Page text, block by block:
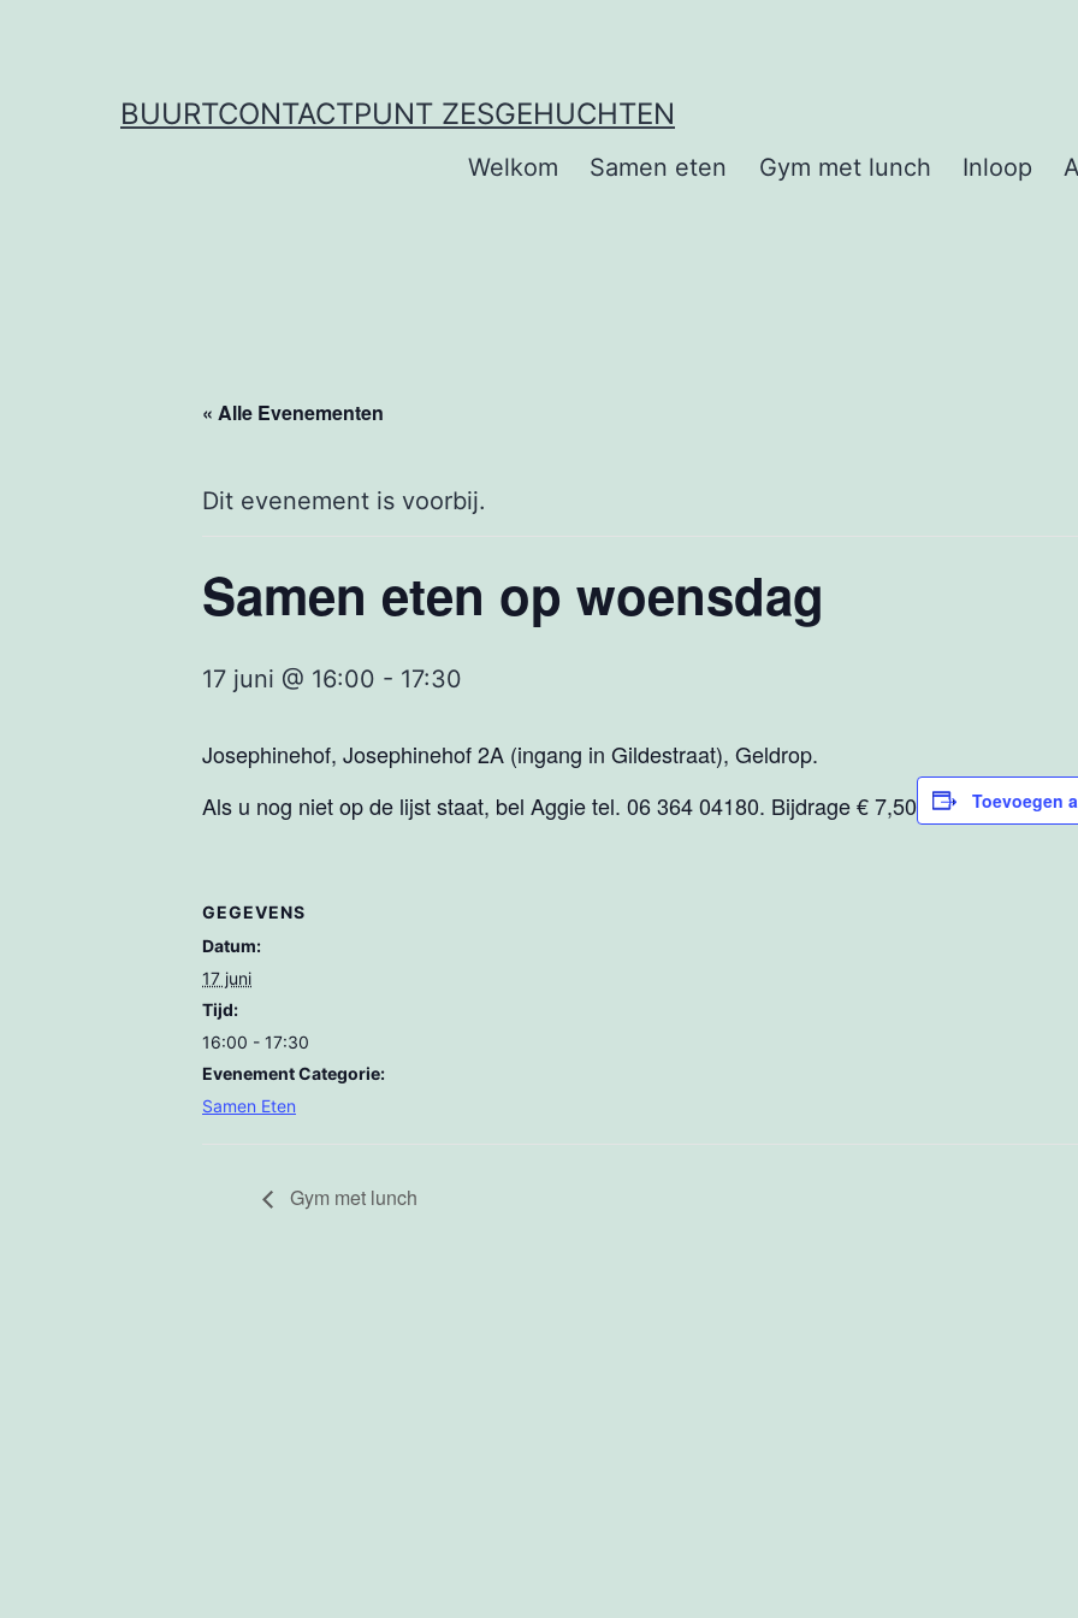
BUURTCONTACTPUNT ZESGEHUCHTEN
Welkom Samen eten Gym met lunch Inloop
« Alle Evenementen
Dit evenement is voorbij.
Samen eten op woensdag
17 juni @ 16:00 - 17:30
Josephinehof, Josephinehof 2A (ingang in Gildestraat), Geldrop.
Als u nog niet op de lijst staat, bel Aggie tel. 06 364 04180. Bijdrage € 7,50
Toevoegen
GEGEVENS
Datum:
17 juni
Tijd:
16:00 - 17:30
Evenement Categorie:
Samen Eten
Gym met lunch